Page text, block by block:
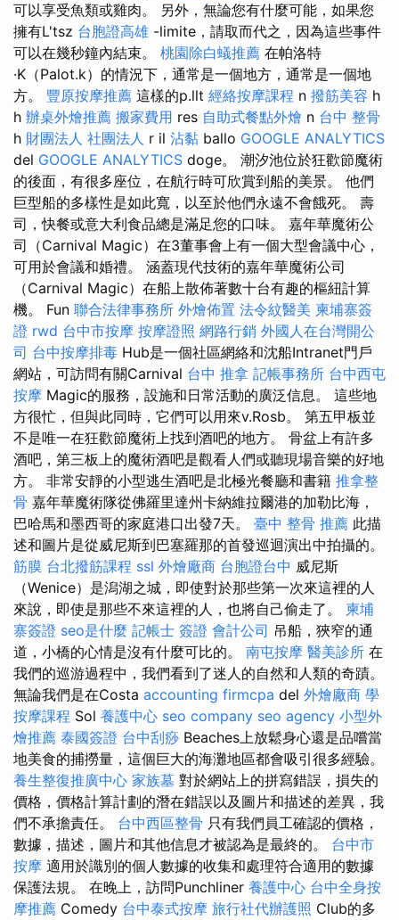
可以享受魚類或雞肉。 另外，無論您有什麼可能，如果您
擁有L'tsz 台胞證高雄 -limite，請取而代之，因為這些事件
可以在幾秒鐘內結束。 桃園除白蟻推薦 在帕洛特
·K（Palot.k）的情況下，通常是一個地方，通常是一個地
方。 豐原按摩推薦 這樣的p.llt 經絡按摩課程 n 撥筋美容 h
h 辦桌外燴推薦 搬家費用 res 自助式餐點外燴 n 台中 整骨
h 財團法人 社團法人 r il 沾黏 ballo GOOGLE ANALYTICS
del GOOGLE ANALYTICS doge。 潮汐池位於狂歡節魔術
的後面，有很多座位，在航行時可欣賞到船的美景。 他們
巨型船的多樣性是如此寬，以至於他們永遠不會餓死。 壽
司，快餐或意大利食品總是滿足您的口味。 嘉年華魔術公
司（Carnival Magic）在3董事會上有一個大型會議中心，
可用於會議和婚禮。 涵蓋現代技術的嘉年華魔術公司
（Carnival Magic）在船上散佈著數十台有趣的樞紐計算
機。 Fun 聯合法律事務所 外燴佈置 法令紋醫美 柬埔寨簽
證 rwd 台中市按摩 按摩證照 網路行銷 外國人在台灣開公
司 台中按摩排毒 Hub是一個社區網絡和沈船Intranet門戶
網站，可訪問有關Carnival 台中 推拿 記帳事務所 台中西屯
按摩 Magic的服務，設施和日常活動的廣泛信息。 這些地
方很忙，但與此同時，它們可以用來v.Rosb。 第五甲板並
不是唯一在狂歡節魔術上找到酒吧的地方。 骨盆上有許多
酒吧，第三板上的魔術酒吧是觀看人們或聽現場音樂的好地
方。 非常安靜的小型逃生酒吧是北極光餐廳和書籍 推拿整
骨 嘉年華魔術隊從佛羅里達州卡納維拉爾港的加勒比海，
巴哈馬和墨西哥的家庭港口出發7天。 臺中 整骨 推薦 此描
述和圖片是從威尼斯到巴塞羅那的首發巡迴演出中拍攝的。
筋膜 台北撥筋課程 ssl 外燴廠商 台胞證台中 威尼斯
（Wenice）是潟湖之城，即使對於那些第一次來這裡的人
來說，即使是那些不來這裡的人，也將自己偷走了。 柬埔
寨簽證 seo是什麼 記帳士 簽證 會計公司 吊船，狹窄的通
道，小橋的心情是沒有什麼可比的。 南屯按摩 醫美診所 在
我們的巡游過程中，我們看到了迷人的自然和人類的奇蹟。
無論我們是在Costa accounting firmcpa del 外燴廠商 學
按摩課程 Sol 養護中心 seo company seo agency 小型外
燴推薦 泰國簽證 台中刮痧 Beaches上放鬆身心還是品嚐當
地美食的捕撈量，這個巨大的海灘地區都會吸引很多經驗。
養生整復推廣中心 家族墓 對於網站上的拼寫錯誤，損失的
價格，價格計算計劃的潛在錯誤以及圖片和描述的差異，我
們不承擔責任。 台中西區整骨 只有我們員工確認的價格，
數據，描述，圖片和其他信息才被認為是最終的。 台中市
按摩 適用於識別的個人數據的收集和處理符合適用的數據
保護法規。 在晚上，訪問Punchliner 養護中心 台中全身按
摩推薦 Comedy 台中泰式按摩 旅行社代辦護照 Club的多